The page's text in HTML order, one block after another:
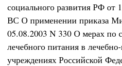
социального развития РФ от
ВС О применении приказа
05.08.2003 N 330 О мерах по
лечебного питания в
учреждениях Российской